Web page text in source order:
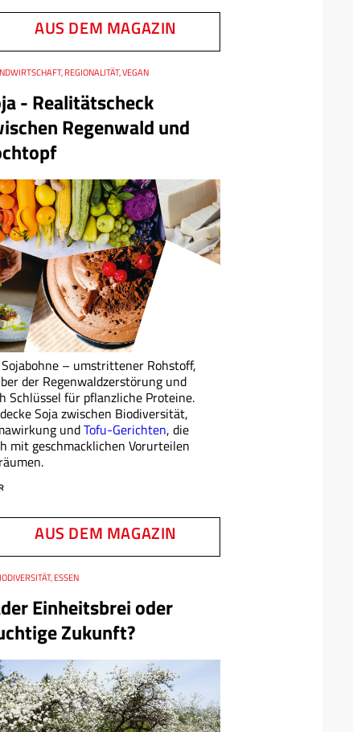
AUS DEM MAGAZIN
- Realitätscheck
Regenwald und
REGIONALITÄT, VEGAN
– umstrittener Rohstoff,
der Regenwaldzerstörung und
Schlüssel für pflanzliche Proteine.
Soja zwischen Biodiversität,
undTofu-Gerichten, die
mit geschmacklichen Vorurteilen
AUS DEM MAGAZIN
Einheitsbrei oder
Zukunft?
ESSEN